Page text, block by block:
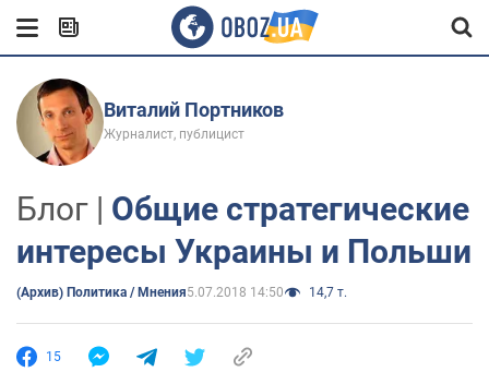
Виталий Портников
Журналист, публицист
Блог | Общие стратегические
интересы Украины и Польши
(Архив) Политика / Мнения5.07.2018 14:50 14,7 т.
15